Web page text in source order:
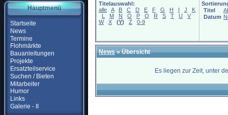
Hauptmenü
Startseite
News
Termine
Flohmärkte
Bauanleitungen
Projekte
Ersatzteilservice
Suchen / Bieten
Mitarbeiter
Humor
Links
Galerie - II
Titelauswahl:
alle
A B C D E F G H I J
K
L
M N O P Q R S T U
V
W
X (Y) Z 0-9
Titel
Datum
News» Übersicht
Es liegen zur Zeit, unter